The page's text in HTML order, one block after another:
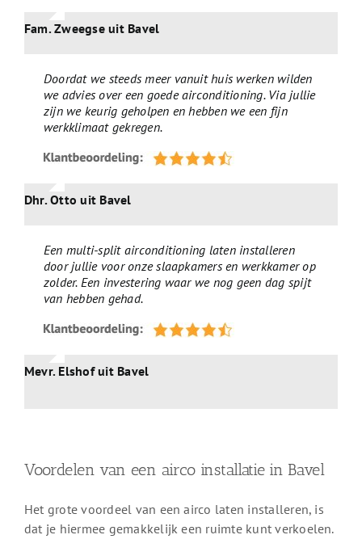
Fam. Zweegse uit Bavel
Doordat we steeds meer vanuit huis werken wilden
we advies over een goede airconditioning. Via jullie
zijn we keurig geholpen en hebben we een fijn
werkklimaat gekregen.
Dhr. Otto uit Bavel
Een multi-split airconditioning laten installeren
door jullie voor onze slaapkamers en werkkamer op
zolder. Een investering waar we nog geen dag spijt
van hebben gehad.
Mevr. Elshof uit Bavel
Voordelen van een airco installatie in Bavel
Het grote voordeel van een airco laten installeren, is
dat je hiermee gemakkelijk een ruimte kunt verkoelen.